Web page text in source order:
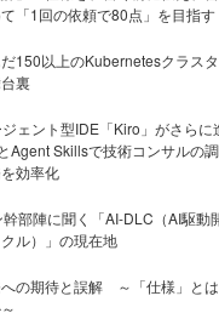
「1回の依頼で80点」を目指す
150以上のKubernetesクラス
裏
ェント型IDE「Kiro」がさらに
Agent Skillsで技術コンサルの調
効率化
部陣に聞く「AI-DLC（AI駆動
ル）」の現在地
の期待と誤解 ～「仕様」とは